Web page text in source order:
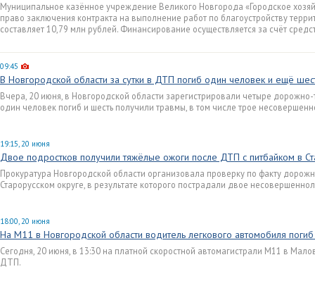
Муниципальное казённое учреждение Великого Новгорода «Городское
право заключения контракта на выполнение работ по благоустройству
составляет 10,79 млн рублей. Финансирование осуществляется за счёт
09:45
В Новгородской области за сутки в ДТП погиб один человек и ещё
Вчера, 20 июня, в Новгородской области зарегистрировали четыре
один человек погиб и шесть получили травмы, в том числе трое
19:15, 20 июня
Двое подростков получили тяжёлые ожоги после ДТП с питбайком в
Прокуратура Новгородской области организовала проверку по факту
Старорусском округе, в результате которого пострадали двое
18:00, 20 июня
На М11 в Новгородской области водитель легкового автомобиля
Сегодня, 20 июня, в 13:30 на платной скоростной автомагистрали М11 в
ДТП.